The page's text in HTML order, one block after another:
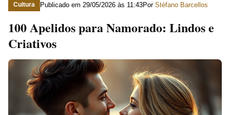
Cultura Publicado em 29/05/2026 às 11:43Por Stéfano Barcellos
100 Apelidos para Namorado: Lindos e
Criativos